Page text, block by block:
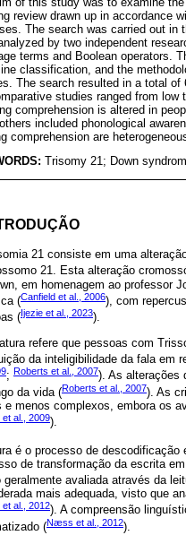
review drawn up in accordance
The search was carried out in
by two independent
terms and Boolean operators.
classification, and the
The search resulted in a total
studies ranged from
comprehension is altered in
included phonological
comprehension are
Trisomy 21; Down
21 consiste em uma
21. Esta alteração
em homenagem ao professor
(Canfield et al., 2006), com
( Ijezie et al., 2023).
refere que pessoas com
da inteligibilidade da fala em
; Roberts et al., 2007). As alterações
da vida (Roberts et al., 2007). As
e menos complexos, embora os
et al., 2009).
é o processo de
de transformação da escrita
geralmente avaliada através da
mais adequada, visto que
al., 2012). A compreensão
(Næss et al., 2012).